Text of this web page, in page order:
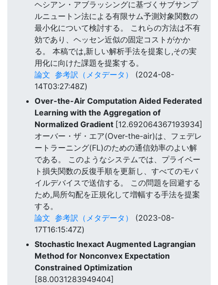
ヘシアン・アブラッシングに基づくサブサンプ
ルニュートン法による有限サム予測対象関数の
最小化について検討する。 これらの方法は不有
効であり、ヘッセン近似の固定コストがかか
る。 本稿では,新しい解析手法を提案し,その実
用化に向けた課題を提案する。
論文 参考訳（メタデータ）
(2024-08-
14T03:27:48Z)
Over-the-Air Computation Aided Federated
Learning with the Aggregation of
Normalized Gradient [12.692064367193934]
オーバー・ザ・エア(Over-the-air)は、フェデレ
ートラーニング(FL)のための通信効率のよい解
である。 このようなシステムでは、プライベー
ト損失関数の反復手順を更新し、すべてのモバ
イルデバイスで送信する。 この問題を回避する
ため,局所勾配を正規化して増幅する手法を提案
する。
論文 参考訳（メタデータ）
(2023-08-
17T16:15:47Z)
Stochastic Inexact Augmented Lagrangian
Method for Nonconvex Expectation
Constrained Optimization
[88.0031283949404]